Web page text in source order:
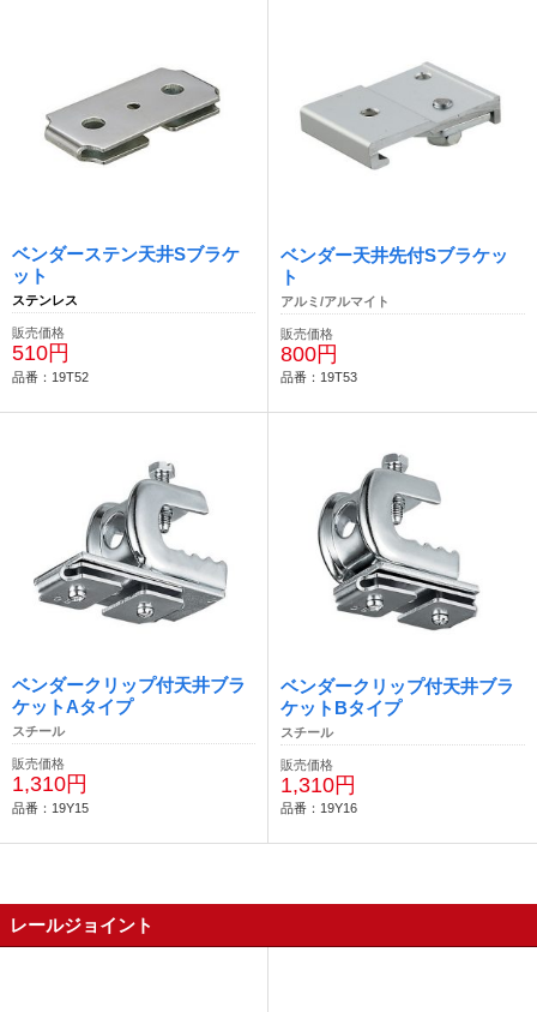
ベンダーステン天井Sブラケ
ット
ステンレス
販売価格
510円
品番：19T52
ベンダー天井先付Sブラケッ
ト
アルミ/アルマイト
販売価格
800円
品番：19T53
ベンダークリップ付天井ブラ
ケットAタイプ
スチール
販売価格
1,310円
品番：19Y15
ベンダークリップ付天井ブラ
ケットBタイプ
スチール
販売価格
1,310円
品番：19Y16
レールジョイント